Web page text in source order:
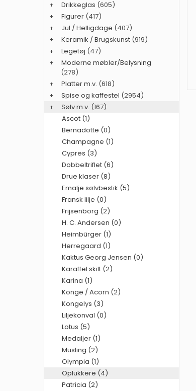
+ Drikkeglas (605)
+
Figurer (417)
+
Jul / Helligdage (407)
+
Keramik / Brugskunst (919)
+
Legetøj (47)
+
Moderne møbler/Belysning
(278)
+
Platter m.v. (618)
+
Spise og kaffestel (2954)
+
Sølv m.v. (167)
Ascot (1)
Bernadotte (0)
Champagne (1)
Cypres (3)
Dobbeltriflet (6)
Drue klaser (8)
Emalje sølvbestik (5)
Fransk lilje (0)
Frijsenborg (2)
H. C. Andersen (0)
Heimbürger (1)
Herregaard (1)
Kaktus Georg Jensen (0)
Karaffel skilt (2)
Karina (1)
Konge / Acorn (2)
Kongelys (3)
Liljekonval (0)
Lotus (5)
Medaljer (1)
Musling (2)
Olympia (1)
Oplukkere (4)
Patricia (2)